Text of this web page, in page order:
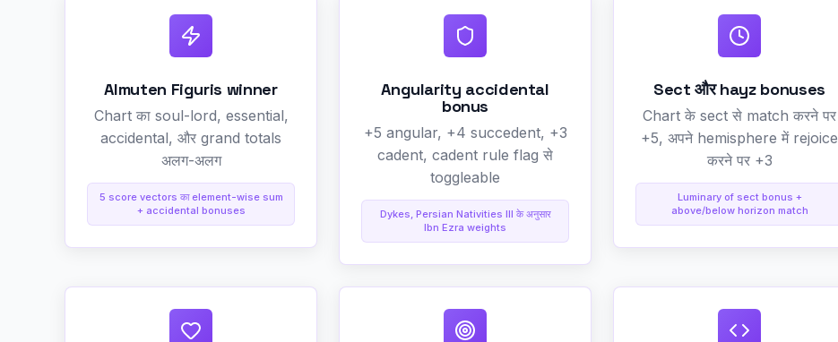
Almuten Figuris winner
Chart का soul-lord, essential,
accidental, और grand totals
अलग-अलग
5 score vectors का element-wise sum
+ accidental bonuses
Angularity accidental
bonus
+5 angular, +4 succedent, +3
cadent, cadent rule flag से
toggleable
Dykes, Persian Nativities III के अनुसार
Ibn Ezra weights
Sect और hayz bonuses
Chart के sect से match करने पर
+5, अपने hemisphere में rejoice
करने पर +3
Luminary of sect bonus +
above/below horizon match